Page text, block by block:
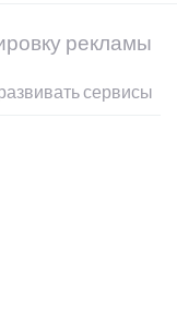
рекламы